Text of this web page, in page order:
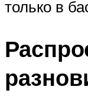
только в